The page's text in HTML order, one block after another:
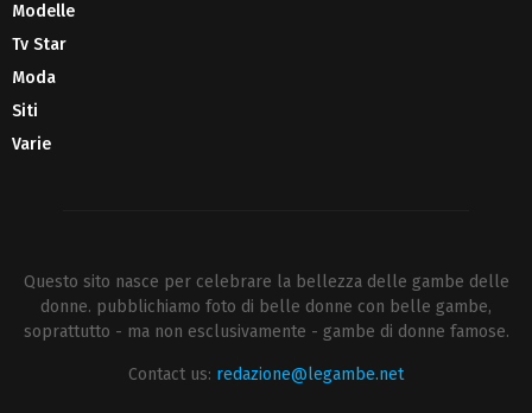
Modelle
Tv Star
Moda
Siti
Varie
Questo sito nasce per celebrare la bellezza delle gambe delle
donne. pubblichiamo foto di belle donne con belle gambe,
soprattutto - ma non esclusivamente - gambe di donne famose.
Contact us: redazione@legambe.net